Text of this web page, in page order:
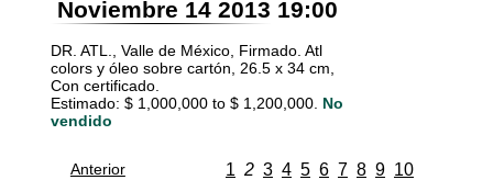
Noviembre 14 2013 19:00
DR. ATL., Valle de México, Firmado. Atl
colors y óleo sobre cartón, 26.5 x 34 cm,
Con certificado.
Estimado: $ 1,000,000 to $ 1,200,000. No
vendido
1 2 3 4 5 6 7 8 9 10
Anterior